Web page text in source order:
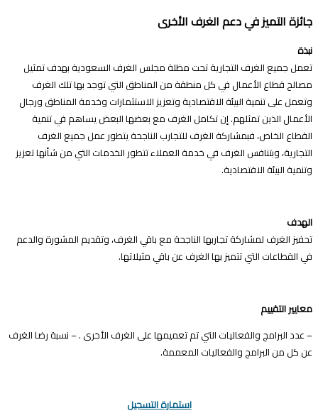
التميز في دعم الغرف الأخرى
جميع الغرف التجارية تحت مظلة مجلس الغرف السعودية بهدف تمثيل
قطاع الأعمال في كل منطقة من المناطق التي توجد بها تلك الغرف
على تنمية البيئة الاقتصادية وتعزيز الاستثمارات وخدمة المناطق ورجال
الذين تمثلهم. إن تكامل الغرف مع بعضها البعض يساهم في تنمية
الخاص، فبمشاركة الغرف للتجارب الناجحة يتطور عمل جميع الغرف
وبتنافس الغرف في خدمة العملاء تتطور الخدمات التي من شأنها تعزيز
البيئة الاقتصادية.
الغرف لمشاركة تجاربها الناجحة مع باقي الغرف، وتقديم المشورة والدعم
القطاعات التي تتميز بها الغرف عن باقي مثيلاتها.
التقييم
عدد البرامج والفعاليات التي تم تعميمها على الغرف الأخرى . – نسبة رضا الغرف
كل من البرامج والفعاليات المعممة.
استمارة التسجيل